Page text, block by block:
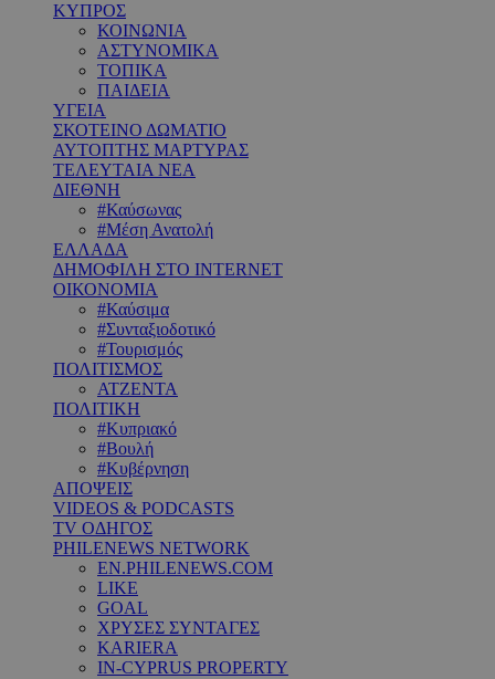
ΚΥΠΡΟΣ
ΚΟΙΝΩΝΙΑ
ΑΣΤΥΝΟΜΙΚΑ
ΤΟΠΙΚΑ
ΠΑΙΔΕΙΑ
ΥΓΕΙΑ
ΣΚΟΤΕΙΝΟ ΔΩΜΑΤΙΟ
ΑΥΤΟΠΤΗΣ ΜΑΡΤΥΡΑΣ
ΤΕΛΕΥΤΑΙΑ ΝΕΑ
ΔΙΕΘΝΗ
#Καύσωνας
#Μέση Ανατολή
ΕΛΛΑΔΑ
ΔΗΜΟΦΙΛΗ ΣΤΟ INTERNET
ΟΙΚΟΝΟΜΙΑ
#Καύσιμα
#Συνταξιοδοτικό
#Τουρισμός
ΠΟΛΙΤΙΣΜΟΣ
ΑΤΖΕΝΤΑ
ΠΟΛΙΤΙΚΗ
#Κυπριακό
#Βουλή
#Κυβέρνηση
ΑΠΟΨΕΙΣ
VIDEOS & PODCASTS
TV ΟΔΗΓΟΣ
PHILENEWS NETWORK
EN.PHILENEWS.COM
LIKE
GOAL
ΧΡΥΣΕΣ ΣΥΝΤΑΓΕΣ
KARIERA
IN-CYPRUS PROPERTY